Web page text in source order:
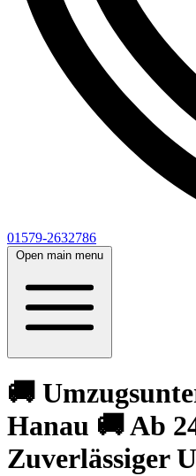
01579-2632786
Open main menu
🚚
Hanau 🚚 Ab
Zuverlässiger